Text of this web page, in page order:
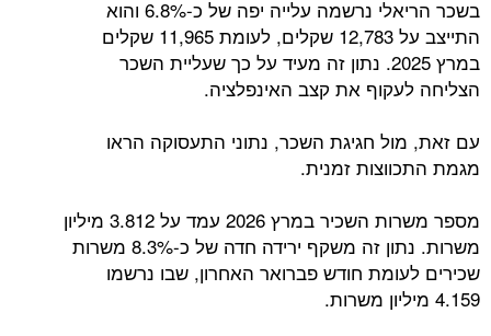
בשכר הריאלי נרשמה עלייה יפה של כ-6.8% והוא
התייצב על 12,783 שקלים, לעומת 11,965 שקלים
במרץ 2025. נתון זה מעיד על כך שעליית השכר
הצליחה לעקוף את קצב האינפלציה.
עם זאת, מול חגיגת השכר, נתוני התעסוקה הראו
מגמת התכווצות זמנית.
מספר משרות השכיר במרץ 2026 עמד על 3.812 מיליון
משרות. נתון זה משקף ירידה חדה של כ-8.3% משרות
שכירים לעומת חודש פברואר האחרון, שבו נרשמו
4.159 מיליון משרות.